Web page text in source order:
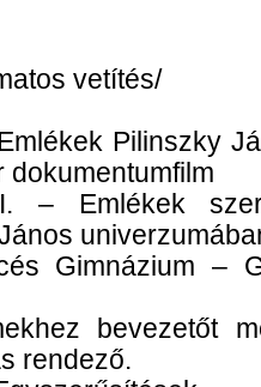
vetítés/
Pilinszky
dokumentumfilm
– Emlékek
Gimnázium –
bevezetőt
rendező.